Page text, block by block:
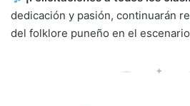
dedicación y pasión, continuarán
del folklore puneño en el
✦